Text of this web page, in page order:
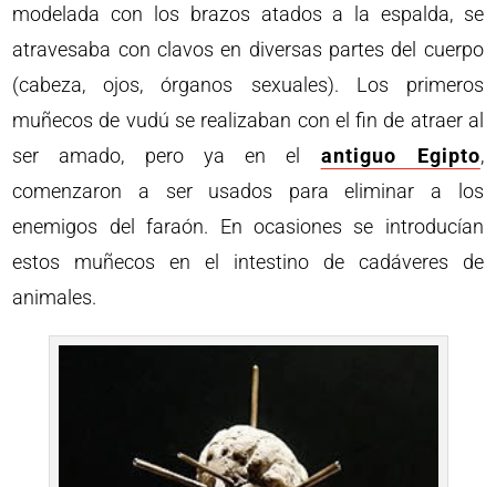
modelada con los brazos atados a la espalda, se
atravesaba con clavos en diversas partes del cuerpo
(cabeza, ojos, órganos sexuales). Los primeros
muñecos de vudú se realizaban con el fin de atraer al
ser amado, pero ya en el antiguo Egipto,
comenzaron a ser usados para eliminar a los
enemigos del faraón. En ocasiones se introducían
estos muñecos en el intestino de cadáveres de
animales.